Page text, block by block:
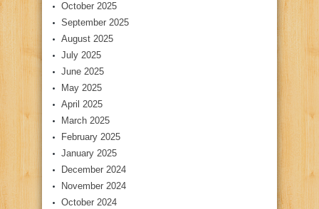
October 2025
September 2025
August 2025
July 2025
June 2025
May 2025
April 2025
March 2025
February 2025
January 2025
December 2024
November 2024
October 2024